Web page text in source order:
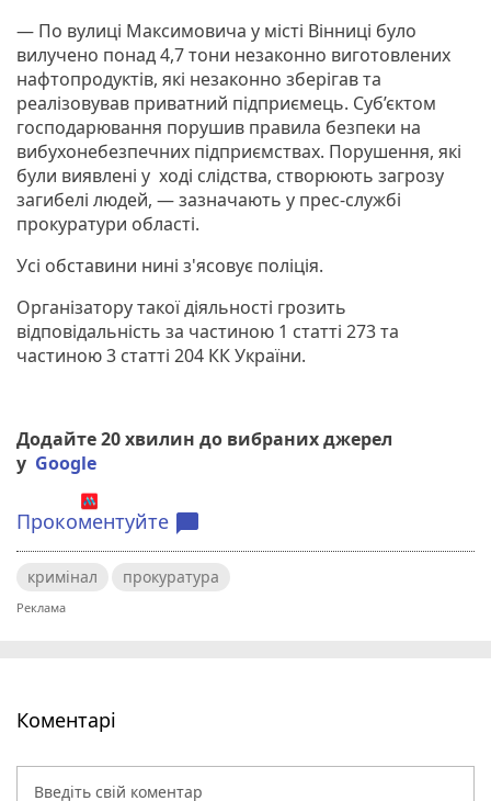
— По вулиці Максимовича у місті Вінниці було
вилучено понад 4,7 тони незаконно виготовлених
нафтопродуктів, які незаконно зберігав та
реалізовував приватний підприємець. Суб’єктом
господарювання порушив правила безпеки на
вибухонебезпечних підприємствах. Порушення, які
були виявлені у ході слідства, створюють загрозу
загибелі людей, — зазначають у прес-службі
прокуратури області.
Усі обставини нині з'ясовує поліція.
Організатору такої діяльності грозить
відповідальність за частиною 1 статті 273 та
частиною 3 статті 204 КК України.
Додайте 20 хвилин до вибраних джерел
у Google
Прокоментуйте chat_bubble
кримінал прокуратура
Коментарі